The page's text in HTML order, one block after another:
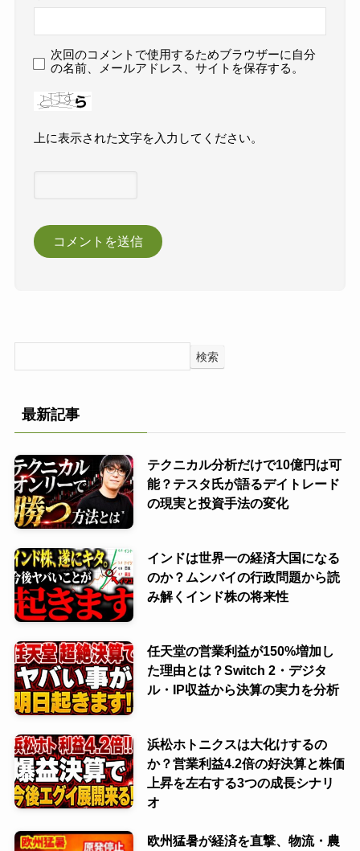
次回のコメントで使用するためブラウザーに自分
の名前、メールアドレス、サイトを保存する。
上に表示された文字を入力してください。
検索
最新記事
テクニカル分析だけで10億円は可
能？テスタ氏が語るデイトレード
の現実と投資手法の変化
インドは世界一の経済大国になる
のか？ムンバイの行政問題から読
み解くインド株の将来性
任天堂の営業利益が150%増加し
た理由とは？Switch 2・デジタ
ル・IP収益から決算の実力を分析
浜松ホトニクスは大化けするの
か？営業利益4.2倍の好決算と株価
上昇を左右する3つの成長シナリ
オ
欧州猛暑が経済を直撃、物流・農